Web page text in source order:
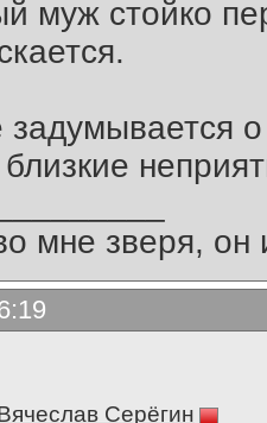
муж стойко
задумывается
мне зверя, он
Серёгин